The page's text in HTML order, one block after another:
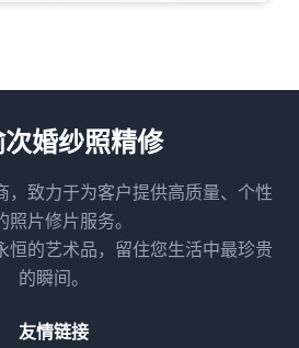
婚纱照精修
，致力于为客户提供高质量、个性
照片修片服务。
恒的艺术品，留住您生活中最珍贵
的瞬间。
友情链接